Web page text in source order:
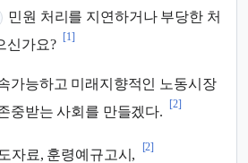
민원 처리를 지연하거나 부당한 처
신가요?
[1]
가능하고 미래지향적인 노동시장
중받는 사회를 만들겠다.
[2]
자료, 훈령예규고시,
[2]